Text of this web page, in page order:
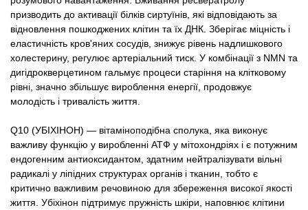
призводить до активації білків сиртуїнів, які відповідають за
відновлення пошкоджених клітин та їх ДНК. Зберігає міцність і
еластичність кров'яних сосудів, знижує рівень надлишкового
холестерину, регулює артеріальний тиск. У комбінації з NMN та
дигідрокверцетином гальмує процеси старіння на клітковому
рівні, значно збільшує вироблення енергії, продовжує
молодість і тривалість життя.
Q10 (УБІХІНОН) — вітаміноподібна сполука, яка виконує
важливу функцію у виробленні АТФ у мітохондріях і є потужним
ендогенним антиоксидантом, здатним нейтралізувати вільні
радикалі у ліпідних структурах органів і тканин, тобто є
критично важливим речовиною для збереження високої якості
життя. Убіхінон підтримує пружність шкіри, наповнює клітини